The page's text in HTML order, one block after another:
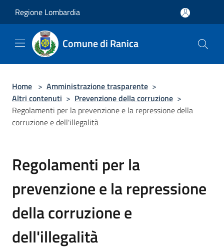
Regione Lombardia
Comune di Ranica
Home > Amministrazione trasparente >
Altri contenuti > Prevenzione della corruzione >
Regolamenti per la prevenzione e la repressione della
corruzione e dell'illegalità
Regolamenti per la
prevenzione e la repressione
della corruzione e
dell'illegalità